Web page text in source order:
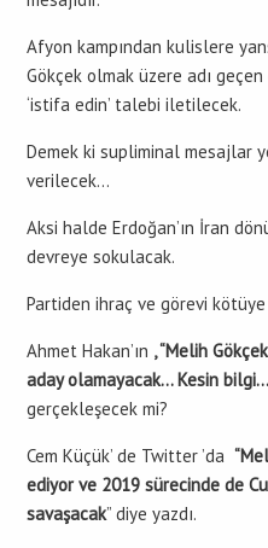
Afyon kampından kulislere
Gökçek olmak üzere adı
‘istifa edin’ talebi iletilecek.
Demek ki supliminal mesajlar
verilecek…
Aksi halde Erdoğan’ın İran
devreye sokulacak.
Partiden ihraç ve görevi
Ahmet Hakan’ın , “Melih
aday olamayacak… Kesin bilgi…
gerçekleşecek mi?
Cem Küçük’ de Twitter ’da
ediyor ve 2019 sürecinde de
savaşacak” diye yazdı.